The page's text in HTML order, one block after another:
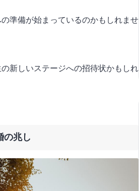
準備が始まっているのかもしれませ
新しいステージへの招待状かもしれ
の兆し